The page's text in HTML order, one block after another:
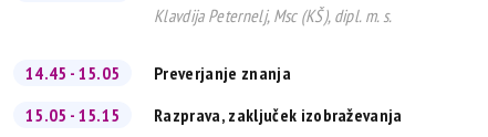
Klavdija Peternelj, Msc (KŠ), dipl. m. s.
14.45 - 15.05
Preverjanje znanja
15.05 - 15.15
Razprava, zaključek izobraževanja